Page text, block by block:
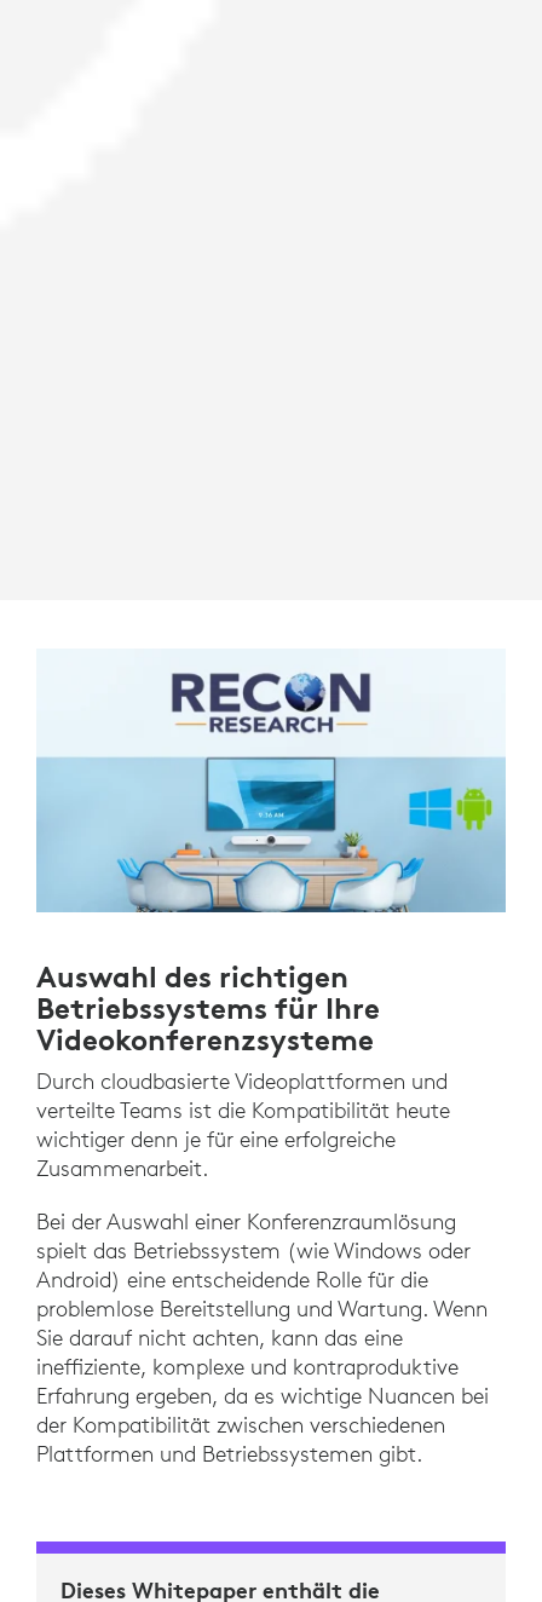
Auswahl des richtigen
Betriebssystems für Ihre
Videokonferenzsysteme
Durch cloudbasierte Videoplattformen und
verteilte Teams ist die Kompatibilität heute
wichtiger denn je für eine erfolgreiche
Zusammenarbeit.
Bei der Auswahl einer Konferenzraumlösung
spielt das Betriebssystem (wie Windows oder
Android) eine entscheidende Rolle für die
problemlose Bereitstellung und Wartung. Wenn
Sie darauf nicht achten, kann das eine
ineffiziente, komplexe und kontraproduktive
Erfahrung ergeben, da es wichtige Nuancen bei
der Kompatibilität zwischen verschiedenen
Plattformen und Betriebssystemen gibt.
Dieses Whitepaper enthält die